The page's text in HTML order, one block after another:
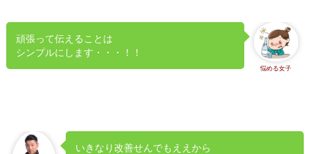
悩める女子
頑張って伝えることは
シンプルにします・・・！！
いきなり改善せんでもええから